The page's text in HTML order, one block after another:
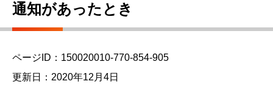
通知があったとき
ページID：150020010-770-854-905
更新日：2020年12月4日